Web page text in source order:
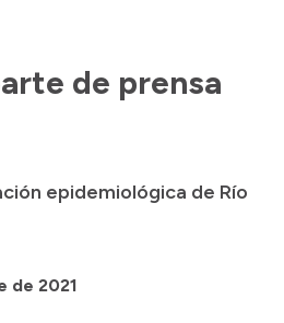
de prensa
epidemiológica de Río
de 2021